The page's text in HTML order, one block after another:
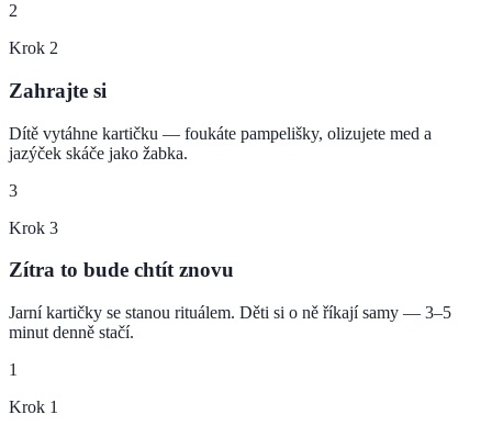
2
Krok 2
Zahrajte si
Dítě vytáhne kartičku — foukáte pampelišky, olizujete med a
jazýček skáče jako žabka.
3
Krok 3
Zítra to bude chtít znovu
Jarní kartičky se stanou rituálem. Děti si o ně říkají samy — 3–5
minut denně stačí.
1
Krok 1